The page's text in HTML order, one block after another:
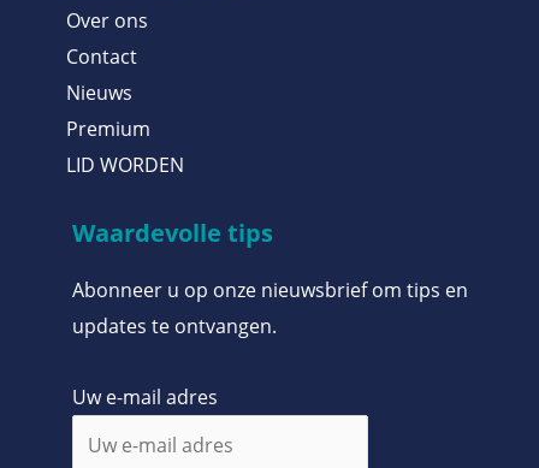
Over ons
Contact
Nieuws
Premium
LID WORDEN
Waardevolle tips
Abonneer u op onze nieuwsbrief om tips en
updates te ontvangen.
Uw e-mail adres